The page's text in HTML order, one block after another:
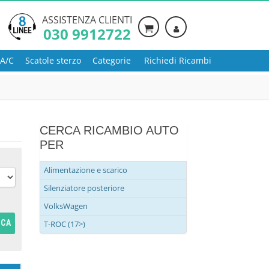
ASSISTENZA CLIENTI
030 9912722
C Scatole sterzo Categorie Richiedi Ricambi
CERCA RICAMBIO AUTO
PER
Alimentazione e scarico
Silenziatore posteriore
VolksWagen
T-ROC (17>)